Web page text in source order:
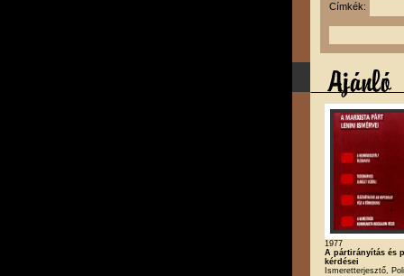
Címkék:
1977
A pártirányítás és
kérdései
Ismeretterjesztő,